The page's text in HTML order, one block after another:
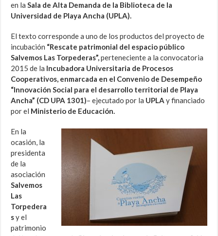
en laSala de Alta Demanda de la Biblioteca de la
Universidad de Playa Ancha (UPLA).
El texto corresponde a uno de los productos del proyecto de
incubación “Rescate patrimonial del espacio público
Salvemos Las Torpederas”,perteneciente a la convocatoria
2015 de la Incubadora Universitaria de Procesos
Cooperativos, enmarcada en el Convenio de Desempeño
“Innovación Social para el desarrollo territorial de Playa
Ancha” (CD UPA 1301)– ejecutado por la UPLA y financiado
por el Ministerio de Educación.
En la
ocasión, la
presidenta
de la
asociación
Salvemos
Las
Torpedera
sy el
patrimonio